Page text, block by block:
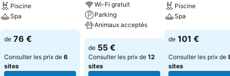
Piscine
Spa
Consulter les prix
de 76 €
Consulter les prix de 6
sites
Wi-Fi gratuit
Parking
Animaux acceptés
Consulter les prix
de 55 €
Consulter les prix de 12
sites
Piscine
Spa
Consulter les
de 101 €
Consulter les prix de
sites